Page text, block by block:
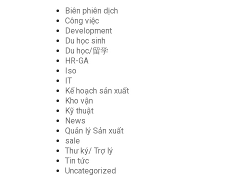
Biên phiên dịch
Công việc
Development
Du học sinh
Du học/留学
HR-GA
Iso
IT
Kế hoạch sản xuất
Kho vận
Kỹ thuật
News
Quản lý Sản xuất
sale
Thư ký/ Trợ lý
Tin tức
Uncategorized